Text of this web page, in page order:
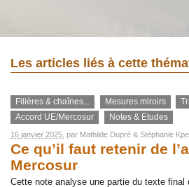
Les articles liés à cette
Filières & chaînes... Mesures miroirs
Accord UE/Mercosur
Notes & Etudes
16 janvier 2025 , par Mathilde Dupré & Stéphanie
Ce qu’il faut retenir de
Mercosur
Cette note analyse une partie du texte final